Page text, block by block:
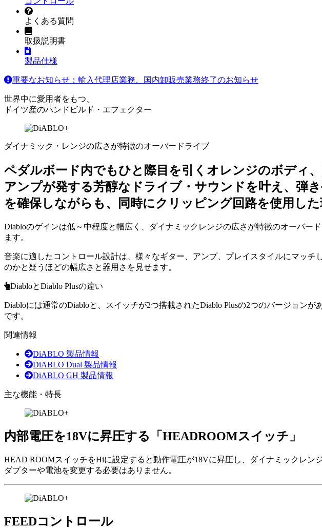
よくある質問
取扱説明書
製品仕様
重要なお知らせ：輸入代理店業務、国内卸販売業務終了のお知らせ
世界中に愛用者をもつ、
ドイツ産のハンドビルド・エフェクター
ダイナミック・レンジの広さが特徴のオーバードライブ
ペダルボード内でもひと際目を引くオレンジのボディ
アンプが発する芳醇なドライブ・サウンドを叶え、弾
を確保しながらも、同時にクリッピング回路を使用し
Diabloのゲインは低～中程度と幅広く、ダイナミックレンジの広さが特徴のオーバ
ます。
音楽に適したコントロール設計は、様々なギター、アンプ、プレイスタイルにマッ
のかと疑うほどの幅広さと器用さを見せます。
DiabloとDiablo Plusの違い
Diabloには通常のDiabloと、スイッチが2つ搭載されたDiablo Plusの2つのバージョン
です。
関連情報
DiABLO 製品情報
DiABLO Dual 製品情報
DiABLO GH 製品情報
主な機能・特長
内部電圧を18Vに昇圧する「HEADROOMスイッチ」
HEAD ROOMスイッチをHiに設定すると動作電圧が18Vに昇圧し、ダイナミックレ
ダプターや電池を変更する必要はありません。
FEEDコントロール